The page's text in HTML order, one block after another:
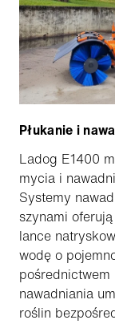
Płukanie i
Ladog E1400
mycia i
Systemy
szynami
lance
wodę o
nawadniania
roślin